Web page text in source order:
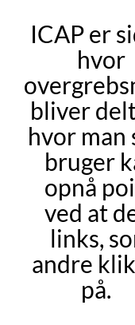
ICAP er
hvor
bliver
hvor man
bruger
opnå
ved at
links,
andre
på.